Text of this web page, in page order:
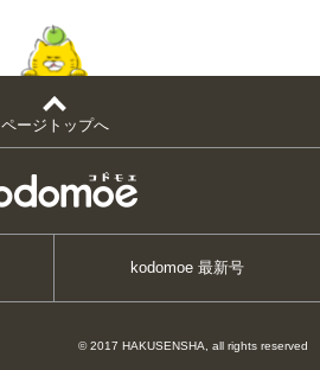
ページトップへ
kodomoe 最新号
© 2017 HAKUSENSHA, all rights reserved